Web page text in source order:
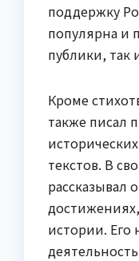
поддержку
популярна и
публики, так
Кроме
также писал
текстов. В
рассказывал
истории. Его